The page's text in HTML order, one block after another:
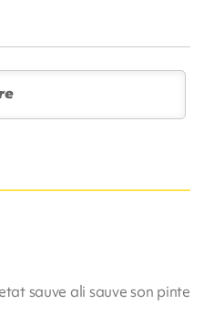
sauve ali sauve son pinte